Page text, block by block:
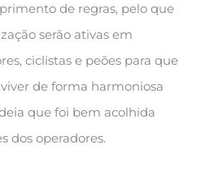
de regras, pelo que
serão ativas em
ciclistas e peões para que
de forma harmoniosa
que foi bem acolhida
dos operadores.